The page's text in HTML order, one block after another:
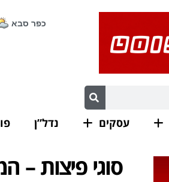
עסקים נדל”ן
סוגי פיצות –